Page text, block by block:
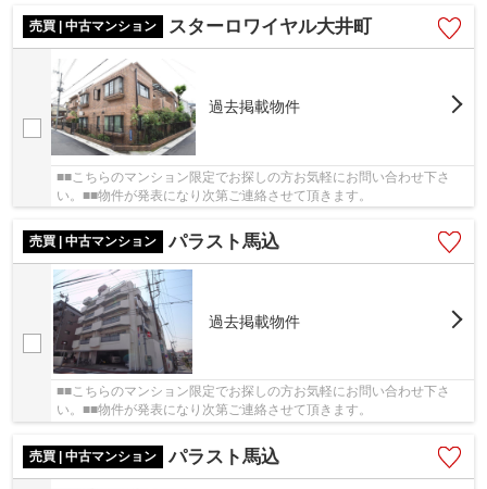
売買 | 中古マンション スターロワイヤル大井町
過去掲載物件
■■こちらのマンション限定でお探しの方お気軽にお問い合わせ下さ
い。■■物件が発表になり次第ご連絡させて頂きます。
売買 | 中古マンション パラスト馬込
過去掲載物件
■■こちらのマンション限定でお探しの方お気軽にお問い合わせ下さ
い。■■物件が発表になり次第ご連絡させて頂きます。
売買 | 中古マンション パラスト馬込